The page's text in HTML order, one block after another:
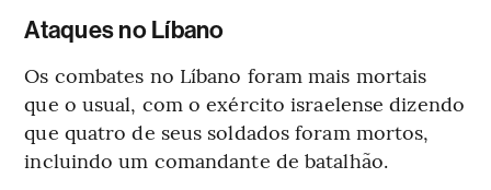
Ataques no Líbano
Os combates no Líbano foram mais mortais
que o usual, com o exército israelense dizendo
que quatro de seus soldados foram mortos,
incluindo um comandante de batalhão.